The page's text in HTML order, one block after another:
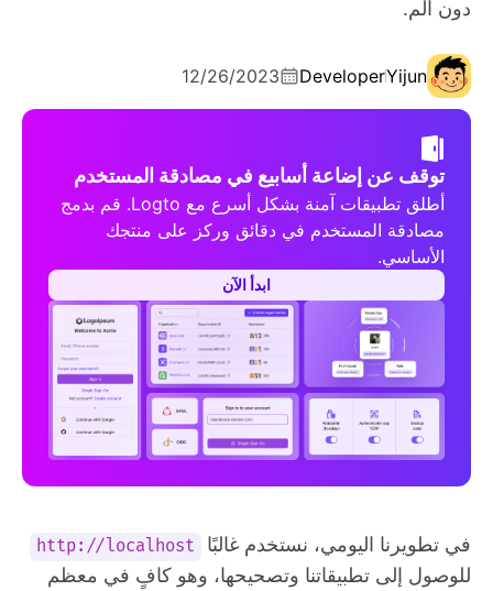
دون ألم.
Yijun
Developer
12/26/2023
توقف عن إضاعة أسابيع في مصادقة المستخدم
أطلق تطبيقات آمنة بشكل أسرع مع Logto. قم بدمج
مصادقة المستخدم في دقائق وركز على منتجك
الأساسي.
ابدأ الآن
في تطويرنا اليومي، نستخدم غالبًا http://localhost
للوصول إلى تطبيقاتنا وتصحيحها، وهو كافٍ في معظم